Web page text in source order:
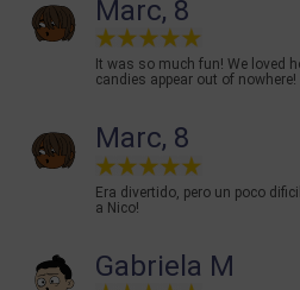
Marc, 8
It was so much fun! We loved
candies appear out of nowhere!
Marc, 8
Era divertido, pero un poco
a Nico!
Gabriela M